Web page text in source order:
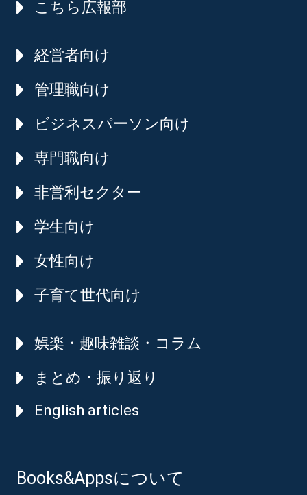
こちら広報部
経営者向け
管理職向け
ビジネスパーソン向け
専門職向け
非営利セクター
学生向け
女性向け
子育て世代向け
娯楽・趣味雑談・コラム
まとめ・振り返り
English articles
Books&Appsについて